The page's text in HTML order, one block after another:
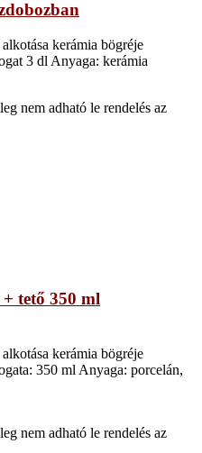
kerámia bögréje
3 dl Anyaga: kerámia
nem adható le rendelés az
tető 350 ml
kerámia bögréje
350 ml Anyaga: porcelán,
nem adható le rendelés az